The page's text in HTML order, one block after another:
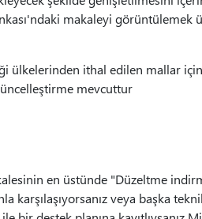
makaleyi görüntülemek
ülkelerinden ithal edilen mallar
mevcuttur
en üstünde "Düzeltme
veya başka